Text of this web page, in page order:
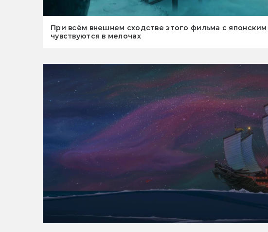
При всём внешнем сходстве этого фильма с
чувствуются в мелочах